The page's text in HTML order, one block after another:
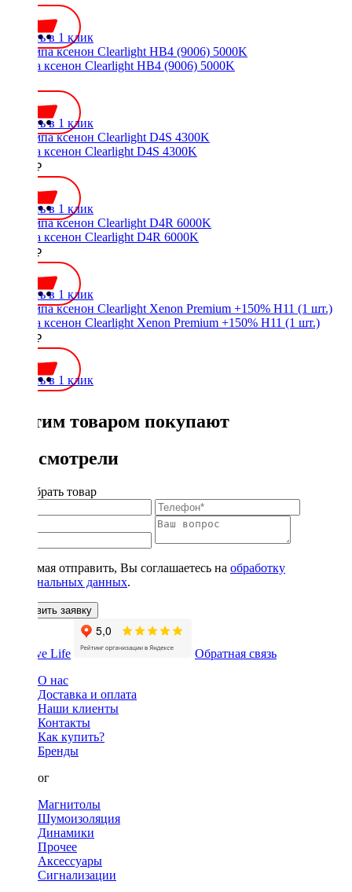
Купить в 1 клик
Лампа ксенон Clearlight HB4 (9006) 5000K
Купить в 1 клик
Лампа ксенон Clearlight D4S 4300K
1400 ₽
Купить в 1 клик
Лампа ксенон Clearlight D4R 6000K
1400 ₽
Купить в 1 клик
Лампа ксенон Clearlight Xenon Premium +150% H11 (1 шт.)
1200 ₽
Купить в 1 клик
С этим товаром покупают
Вы смотрели
Подобрать товар
Нажимая отправить, Вы соглашаетесь на обработку
персональных данных.
Оставить заявку
Обратная связь
О нас
Доставка и оплата
Наши клиенты
Контакты
Как купить?
Бренды
Каталог
Магнитолы
Шумоизоляция
Динамики
Прочее
Аксессуары
Сигнализации